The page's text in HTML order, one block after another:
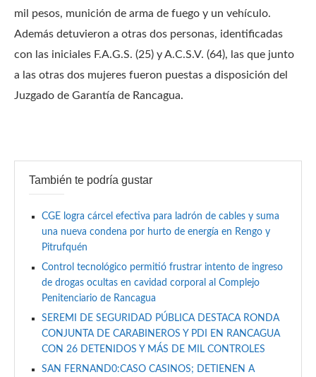
mil pesos, munición de arma de fuego y un vehículo.
Además detuvieron a otras dos personas, identificadas
con las iniciales F.A.G.S. (25) y A.C.S.V. (64), las que junto
a las otras dos mujeres fueron puestas a disposición del
Juzgado de Garantía de Rancagua.
También te podría gustar
CGE logra cárcel efectiva para ladrón de cables y suma
una nueva condena por hurto de energía en Rengo y
Pitrufquén
Control tecnológico permitió frustrar intento de ingreso
de drogas ocultas en cavidad corporal al Complejo
Penitenciario de Rancagua
SEREMI DE SEGURIDAD PÚBLICA DESTACA RONDA
CONJUNTA DE CARABINEROS Y PDI EN RANCAGUA
CON 26 DETENIDOS Y MÁS DE MIL CONTROLES
SAN FERNAND0:CASO CASINOS; DETIENEN A